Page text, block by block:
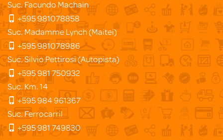
Suc. Facundo Machain
+595 981078858
Suc. Madamme Lynch (Maitei)
+595 981078986
Suc. Silvio Pettirosi (Autopista)
+595 981 750932
Suc. Km. 14
+595 984 961367
Suc. Ferrocarril
+595 981 749830